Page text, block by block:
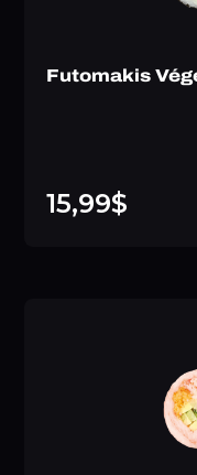
Futomakis
15,99$